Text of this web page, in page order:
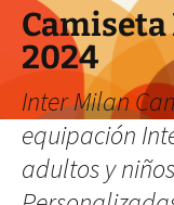
2024
Inter Milan
equipación
adultos y